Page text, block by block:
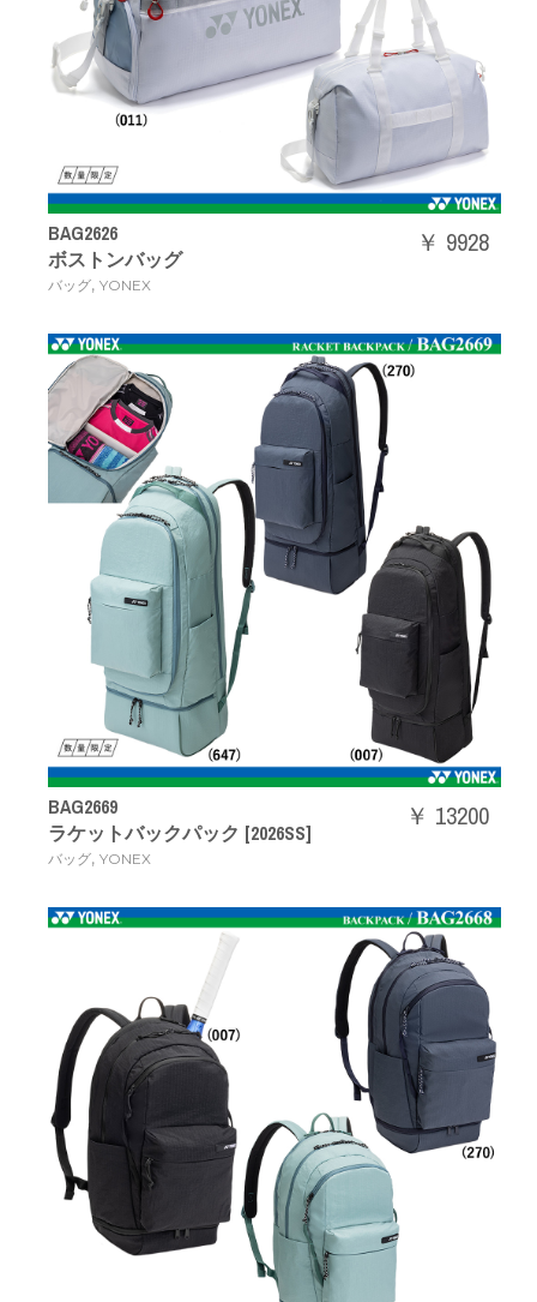
BAG2626
ボストンバッグ
バッグ, YONEX
￥ 9928
BAG2669
ラケットバックパック [2026SS]
バッグ, YONEX
￥ 13200